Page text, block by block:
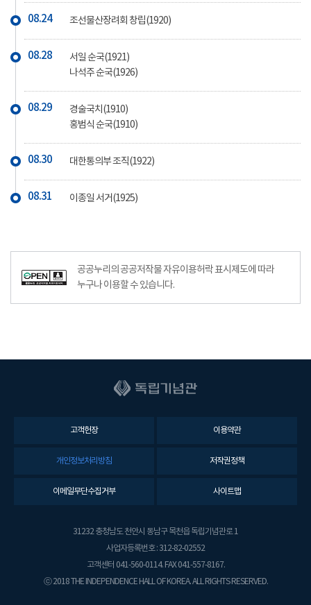
08.24 조선물산장려회 창립(1920)
08.28
서일 순국(1921)
나석주 순국(1926)
08.29
경술국치(1910)
홍범식 순국(1910)
08.30 대한통의부 조직(1922)
08.31 이종일 서거(1925)
공공누리의 공공저작물 자유이용허락 표시제도에 따라
누구나 이용할 수 있습니다.
고객헌장 이용약관
개인정보처리방침 저작권정책
이메일무단수집거부 사이트맵
31232 충청남도 천안시 동남구 목천읍 독립기념관로 1
사업자등록번호 : 312-82-02552
고객센터 041-560-0114. FAX 041-557-8167.
ⓒ 2018 THE INDEPENDENCE HALL OF KOREA. ALL RIGHTS RESERVED.